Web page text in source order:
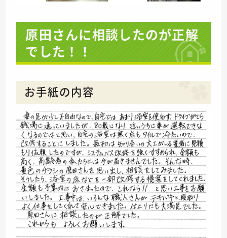
原田さんに相談したのが正解
でした！！
お手紙の内容